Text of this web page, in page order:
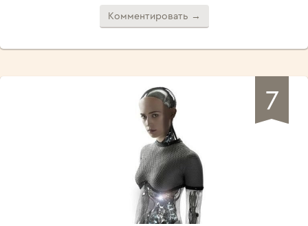
Комментировать →
7